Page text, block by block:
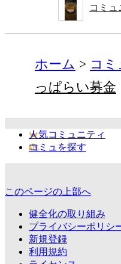
コミュ
ホーム コミ
っぱらい募金
人気コミュニティ
コミュを探す
このページの上部へ
健全化の取り組み
プライバシーポリシ
新規登録
利用規約